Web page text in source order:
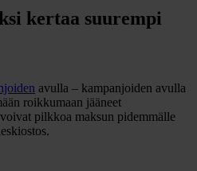
kertaa suurempi
avulla – kampanjoiden avulla
roikkumaan jääneet
pilkkoa maksun pidemmälle